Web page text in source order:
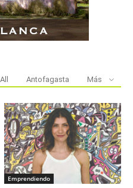
All Antofagasta Más
Emprendiendo